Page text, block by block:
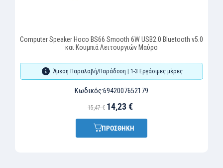
Computer Speaker Hoco BS66 Smooth 6W USB2.0 Bluetooth v5.0
και Κουμπιά Λειτουργιών Μαύρο
Άμεση Παραλαβή/Παράδοση | 1-3 Εργάσιμες μέρες
Κωδικός:6942007652179
15,47 € 14,23 €
ΠΡΟΣΘΗΚΗ